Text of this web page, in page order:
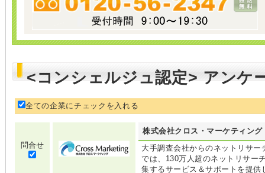
<コンシェルジュ認定> アンケ
全ての企業にチェックを入れる
問合せ
株式会社クロス・マーケティング
大手調査会社からのネットリサ
では、130万人超のネットリサー
集するサービス＆サポートを提供